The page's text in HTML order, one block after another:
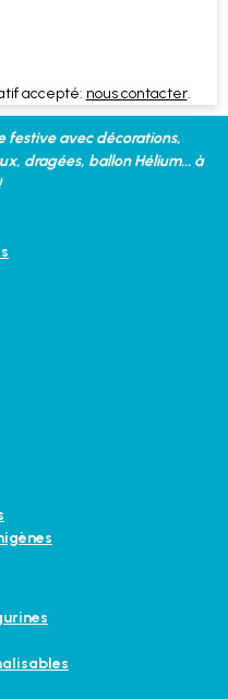
accepté: nous contacter.
festive avec décorations,
dragées, ballon Hélium... à